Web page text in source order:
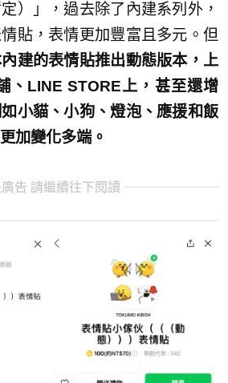
）」，過去除了內建系列外，
貼，表情更加豐富且多元。但
建的表情貼推出動態版本，上
、LINE STORE上，甚至還增
小貓、小狗、燈泡、應援和飯
加變化多端。
告 請繼續往下閱讀